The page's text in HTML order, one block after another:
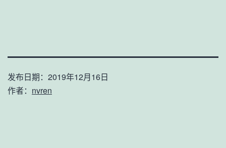
发布日期： 2019年12月16日
作者： nvren